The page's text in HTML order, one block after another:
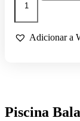
CIRCULAR
SWINGAdicionar a
Piscina